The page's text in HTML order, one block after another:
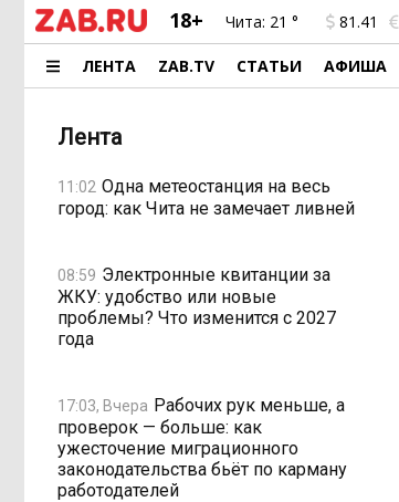
18+ Чита: 21 ° 81.41
ЛЕНТА ZAB.TV СТАТЬИ АФИША
Лента
11:02 Одна метеостанция на весь
город: как Чита не замечает ливней
08:59 Электронные квитанции за
ЖКУ: удобство или новые
проблемы? Что изменится с 2027
года
17:03, Вчера Рабочих рук меньше, а
проверок — больше: как
ужесточение миграционного
законодательства бьёт по карману
работодателей